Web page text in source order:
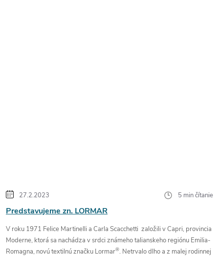
27.2.2023 5 min čítanie
Predstavujeme zn. LORMAR
V roku 1971 Felice Martinelli a Carla Scacchetti založili v Capri, provincia
Moderne, ktorá sa nachádza v srdci známeho talianskeho regiónu Emilia-
Romagna, novú textilnú značku Lormar®. Netrvalo dlho a z malej rodinnej